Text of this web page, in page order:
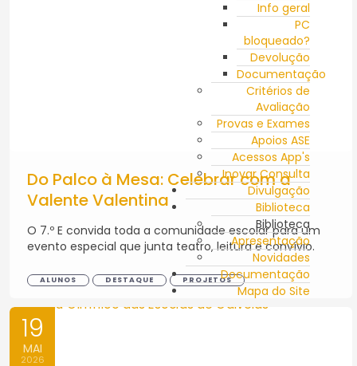
Info geral
PC
bloqueado?
Devolução
Documentação
Critérios de
Avaliação
Provas e Exames
Apoios ASE
Acessos App's
Inovar Consulta
Divulgação
Biblioteca
Biblioteca
Apresentação
Novidades
Documentação
Mapa do Site
Do Palco à Mesa: Celebrar com a
Valente Valentina
O 7.º E convida toda a comunidade escolar para um
evento especial que junta teatro, leitura e convívio.
ALUNOS DESTAQUE PROJETOS
19
MAI
2026